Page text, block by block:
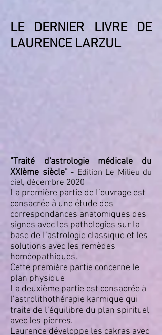
LE DERNIER LIVRE DE
LAURENCE LARZUL
"Traité d'astrologie médicale du
XXIème siècle" - Edition Le Milieu du
ciel, décembre 2020
La première partie de l’ouvrage est
consacrée à une étude des
correspondances anatomiques des
signes avec les pathologies sur la
base de l’astrologie classique et les
solutions avec les remèdes
homéopathiques.
Cette première partie concerne le
plan physique
La deuxième partie est consacrée à
l’astrolithothérapie karmique qui
traite de l’équilibre du plan spirituel
avec les pierres.
Laurence développe les cakras avec